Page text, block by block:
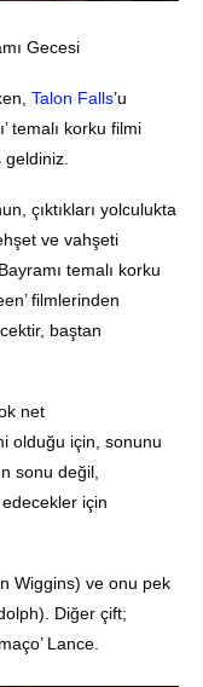
Gecesi
Talon Falls’u
temalı korku filmi
geldiniz.
çıktıkları yolculukta
ve vahşeti
temalı korku
filmlerinden
baştan
net
olduğu için, sonunu
sonu değil,
için
Wiggins) ve onu pek
Diğer çift;
Lance.